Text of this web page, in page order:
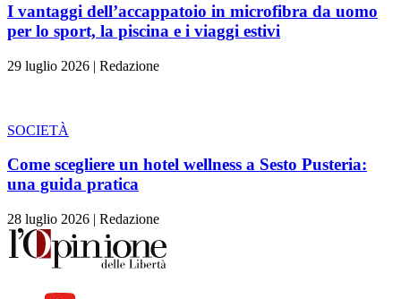
I vantaggi dell’accappatoio in microfibra da uomo
per lo sport, la piscina e i viaggi estivi
29 luglio 2026 | Redazione
SOCIETÀ
Come scegliere un hotel wellness a Sesto Pusteria:
una guida pratica
28 luglio 2026 | Redazione